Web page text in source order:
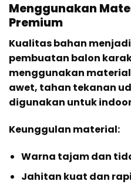
Menggunakan
Premium
Kualitas bahan
pembuatan balon
menggunakan
awet, tahan tekanan
digunakan untuk
Keunggulan material:
Warna tajam dan
Jahitan kuat dan rapi